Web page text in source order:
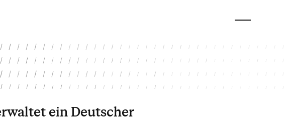
ein Deutscher